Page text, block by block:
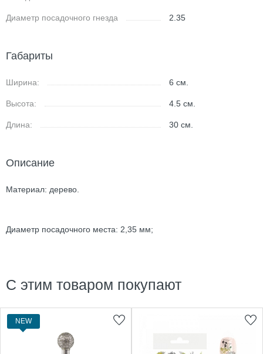
Диаметр посадочного гнезда 2.35
Габариты
Ширина: 6см.
Высота: 4.5см.
Длина: 30см.
Описание
Материал: дерево.
Диаметр посадочного места: 2,35 мм;
С этим товаром покупают
NEW